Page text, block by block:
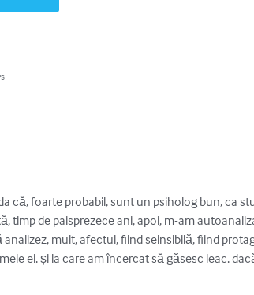
că, foarte probabil, sunt un psiholog bun, ca
timp de paisprezece ani, apoi, m-am
mult, afectul, fiind seinsibilă, fiind
ei, și la care am încercat să găsesc leac,